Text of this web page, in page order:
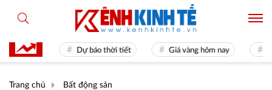
Dự báo thời tiết Giá vàng hôm nay Hiền tài
Trang chủ Bất động sản